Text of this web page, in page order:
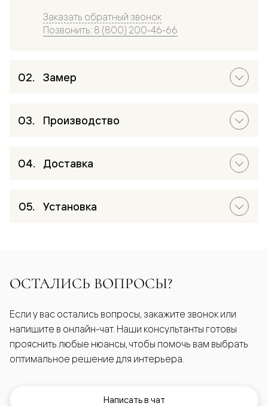
Заказать обратный звонок
Позвонить: 8 (800) 200-46-66
Замер
Производство
Доставка
Установка
ОСТАЛИСЬ ВОПРОСЫ?
Если у вас остались вопросы, закажите звонок или
напишите в онлайн-чат. Наши консультанты готовы
прояснить любые нюансы, чтобы помочь вам выбрать
оптимальное решение для интерьера.
Написать в чат